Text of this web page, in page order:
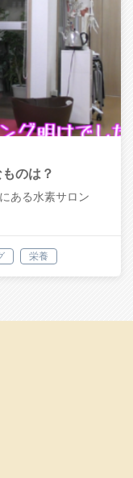
のは？
ある水素サロン
栄養